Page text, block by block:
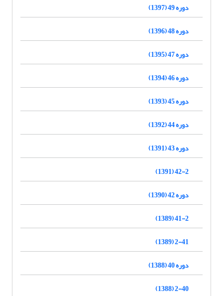
دوره 49 (1397)
دوره 48 (1396)
دوره 47 (1395)
دوره 46 (1394)
دوره 45 (1393)
دوره 44 (1392)
دوره 43 (1391)
42-2 (1391)
دوره 42 (1390)
41-2 (1389)
2-41 (1389)
دوره 40 (1388)
2-40 (1388)